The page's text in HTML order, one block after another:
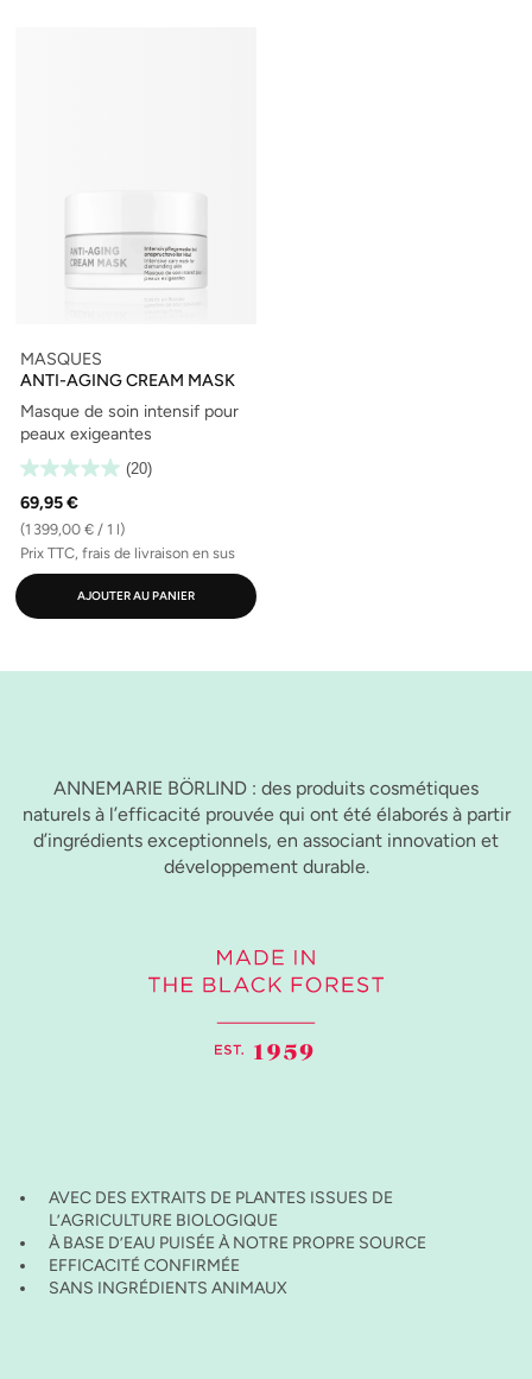
MASQUES
ANTI-AGING CREAM MASK
Masque de soin intensif pour
peaux exigeantes
(20)
69,95 €
(1 399,00 € / 1 l)
Prix TTC, frais de livraison en sus
AJOUTER AU PANIER
ANNEMARIE BÖRLIND : des produits cosmétiques
naturels à l’efficacité prouvée qui ont été élaborés à partir
d’ingrédients exceptionnels, en associant innovation et
développement durable.
AVEC DES EXTRAITS DE PLANTES ISSUES DE
L’AGRICULTURE BIOLOGIQUE
À BASE D’EAU PUISÉE À NOTRE PROPRE SOURCE
EFFICACITÉ CONFIRMÉE
SANS INGRÉDIENTS ANIMAUX